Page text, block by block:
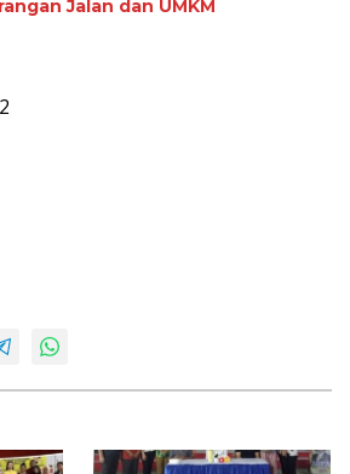
ada Bantuan Penerangan Jalan dan UMKM